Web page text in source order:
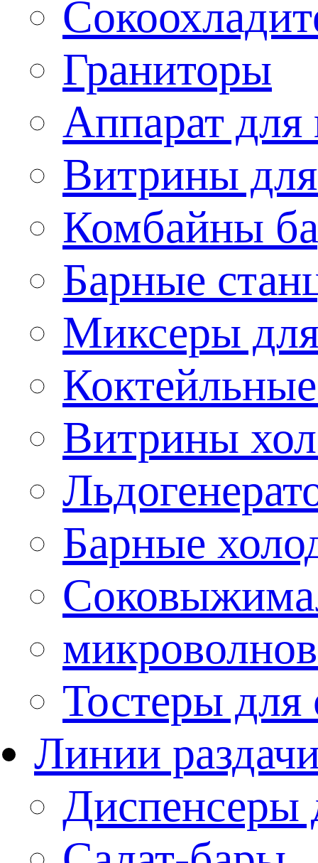
Граниторы
Аппарат для
Витрины
Комбайны
Барные
Миксеры
Витрины
Барные
Тостеры
Линии
Диспенсеры